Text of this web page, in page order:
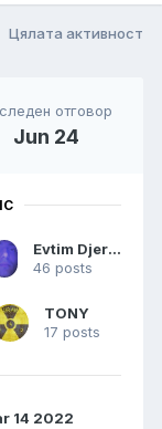
Цялата активност
отговор
Jun 24
Evtim Djerekarov
46 posts
TONY
17 posts
14 2022